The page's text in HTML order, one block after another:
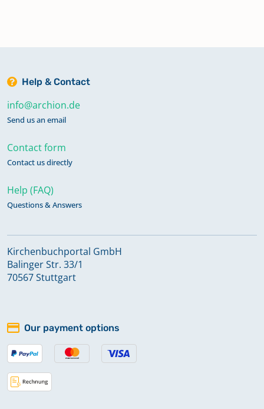
Help & Contact
info@archion.de
Send us an email
Contact form
Contact us directly
Help (FAQ)
Questions & Answers
Kirchenbuchportal GmbH
Balinger Str. 33/1
70567 Stuttgart
Our payment options